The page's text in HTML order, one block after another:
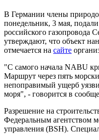
В Германии члены
понедельник, 3 мая,
российского газопровода
утверждают, что объект
отмечается на сайте
"С самого начала NABU
Маршрут через пять
непоправимый ущерб
моря", - говорится в
Разрешение на
Федеральным агентством
управления (BSH).